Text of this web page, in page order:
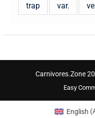
trap var.
Carnivores.Zone
Easy
English (